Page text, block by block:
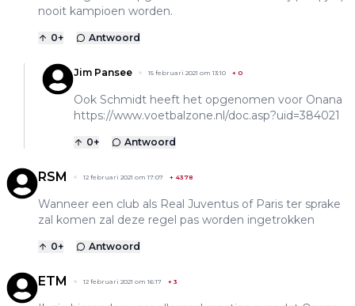
nooit kampioen worden.
0+ Antwoord
Jim Pansee 15 februari 2021 om 13:10 + 0
Ook Schmidt heeft het opgenomen voor Onana
https://www.voetbalzone.nl/doc.asp?uid=384021
0+ Antwoord
RSM 12 februari 2021 om 17:07 + 4378
Wanneer een club als Real Juventus of Paris ter sprake
zal komen zal deze regel pas worden ingetrokken
0+ Antwoord
ETM 12 februari 2021 om 16:17 + 3